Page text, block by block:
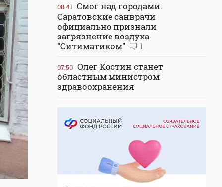
08:41 Смог над городами.
Саратовские санврачи
официально признали
загрязнение воздуха
"Ситиматиком"
1
07:50 Олег Костин станет
областным министром
здравоохранения